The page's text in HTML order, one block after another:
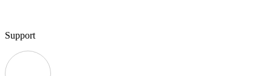
Support